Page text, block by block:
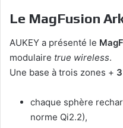
Le MagFusion
AUKEY a présenté le
modulaire true wireless.
Une base à trois zones +
chaque sphère
norme Qi2.2),